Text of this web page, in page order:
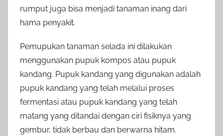
rumput juga bisa menjadi tanaman inang dari
hama penyakit.
Pemupukan tanaman selada ini dilakukan
menggunakan pupuk kompos atau pupuk
kandang. Pupuk kandang yang digunakan adalah
pupuk kandang yang telah melalui proses
fermentasi atau pupuk kandang yang telah
matang yang ditandai dengan ciri fisiknya yang
gembur, tidak berbau dan berwarna hitam.